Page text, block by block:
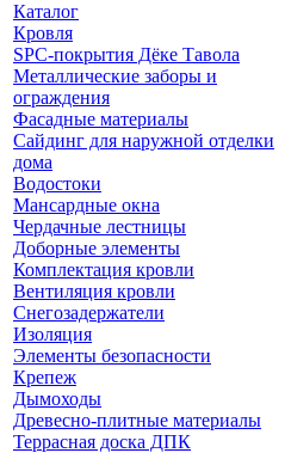
Каталог
Кровля
SPC-покрытия Дёке Тавола
Металлические заборы и
ограждения
Фасадные материалы
Сайдинг для наружной отделки
дома
Водостоки
Мансардные окна
Чердачные лестницы
Доборные элементы
Комплектация кровли
Вентиляция кровли
Снегозадержатели
Изоляция
Элементы безопасности
Крепеж
Дымоходы
Древесно-плитные материалы
Террасная доска ДПК